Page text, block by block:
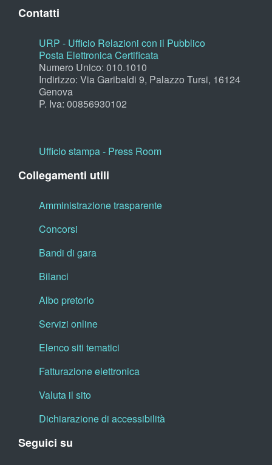
Contatti
URP - Ufficio Relazioni con il Pubblico
Posta Elettronica Certificata
Numero Unico: 010.1010
Indirizzo: Via Garibaldi 9, Palazzo Tursi, 16124
Genova
P. Iva: 00856930102
Ufficio stampa - Press Room
Collegamenti utili
Amministrazione trasparente
Concorsi
Bandi di gara
Bilanci
Albo pretorio
Servizi online
Elenco siti tematici
Fatturazione elettronica
Valuta il sito
Dichiarazione di accessibilità
Seguici su